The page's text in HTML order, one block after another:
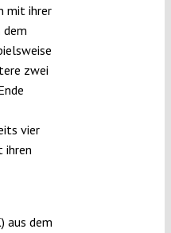
mit ihrer
dem
zwei
vier
ihren
aus dem